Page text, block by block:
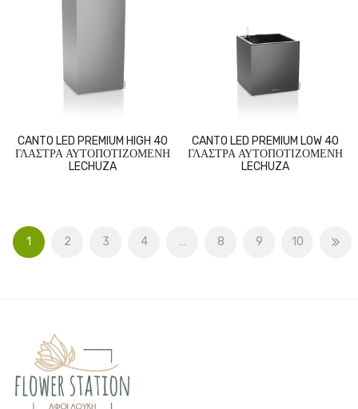
CANTO LED PREMIUM HIGH 40
ΓΛΑΣΤΡΑ ΑΥΤΟΠΟΤΙΖΟΜΕΝΗ
LECHUZA
CANTO LED PREMIUM LOW 40
ΓΛΑΣΤΡΑ ΑΥΤΟΠΟΤΙΖΟΜΕΝΗ
LECHUZA
1 2 3 4 … 8 9 10